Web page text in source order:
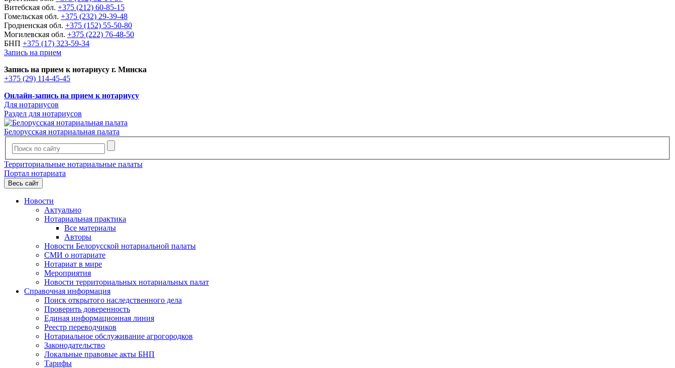
Витебская обл. +375 (212) 60-85-15
Гомельская обл. +375 (232) 29-39-48
Гродненская обл. +375 (152) 55-50-80
Могилевская обл. +375 (222) 76-48-50
БНП +375 (17) 323-59-34
Запись на прием
Запись на прием к нотариусу г. Минска
+375 (29) 114-45-45
Онлайн-запись на прием к нотариусу
Для нотариусов
Раздел для нотариусов
Белорусская нотариальная палата
Территориальные нотариальные палаты
Портал нотариата
Весь сайт
Новости
Актуально
Нотариальная практика
Все материалы
Авторы
Новости Белорусской нотариальной палаты
СМИ о нотариате
Нотариат в мире
Мероприятия
Новости территориальных нотариальных палат
Справочная информация
Поиск открытого наследственного дела
Проверить доверенность
Единая информационная линия
Реестр переводчиков
Нотариальное обслуживание агрогородков
Законодательство
Локальные правовые акты БНП
Тарифы